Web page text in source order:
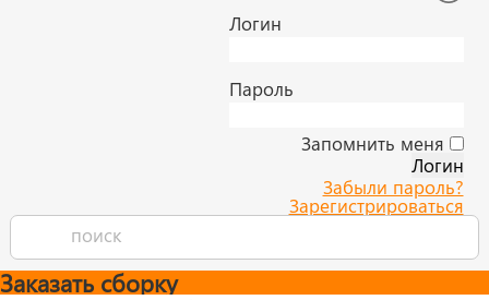
Логин
Пароль
Запомнить меня
Забыли пароль?
Зарегистрироваться
Заказать сборку